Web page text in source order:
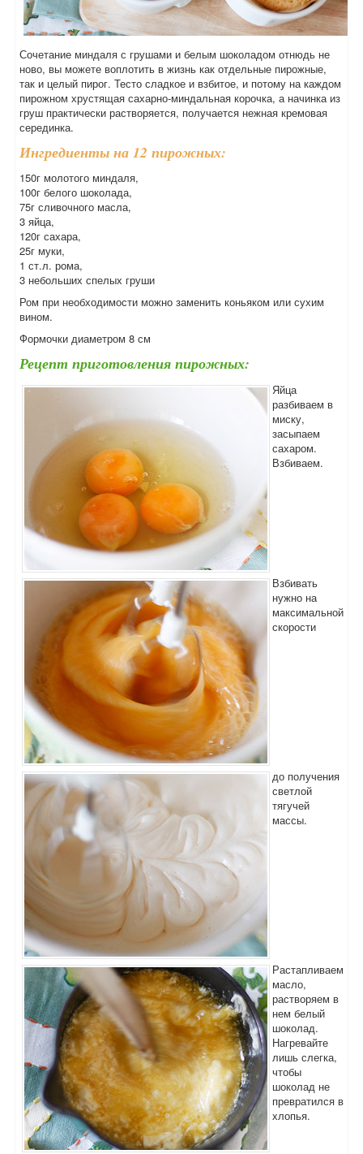
Сочетание миндаля с грушами и белым шоколадом отнюдь не
ново, вы можете воплотить в жизнь как отдельные пирожные,
так и целый пирог. Тесто сладкое и взбитое, и потому на каждом
пирожном хрустящая сахарно-миндальная корочка, а начинка из
груш практически растворяется, получается нежная кремовая
серединка.
Ингредиенты на 12 пирожных:
150г молотого миндаля,
100г белого шоколада,
75г сливочного масла,
3 яйца,
120г сахара,
25г муки,
1 ст.л. рома,
3 небольших спелых груши
Ром при необходимости можно заменить коньяком или сухим
вином.
Формочки диаметром 8 см
Рецепт приготовления пирожных:
Яйца
разбиваем в
миску,
засыпаем
сахаром.
Взбиваем.
Взбивать
нужно на
максимальной
скорости
до получения
светлой
тягучей
массы.
Растапливаем
масло,
растворяем в
нем белый
шоколад.
Нагревайте
лишь слегка,
чтобы
шоколад не
превратился в
хлопья.